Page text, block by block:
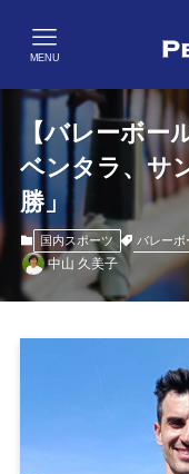
MENU
【バレーボー
ベンタラ、サ
勝」
国内スポーツ バレーボ
中山 久美子